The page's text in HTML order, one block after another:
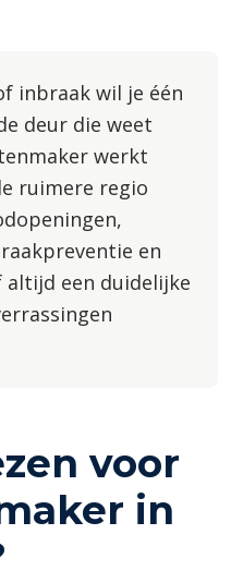
inbraak wil je één
deur die weet
werkt
ruimere regio
en
altijd een duidelijke
voor
in